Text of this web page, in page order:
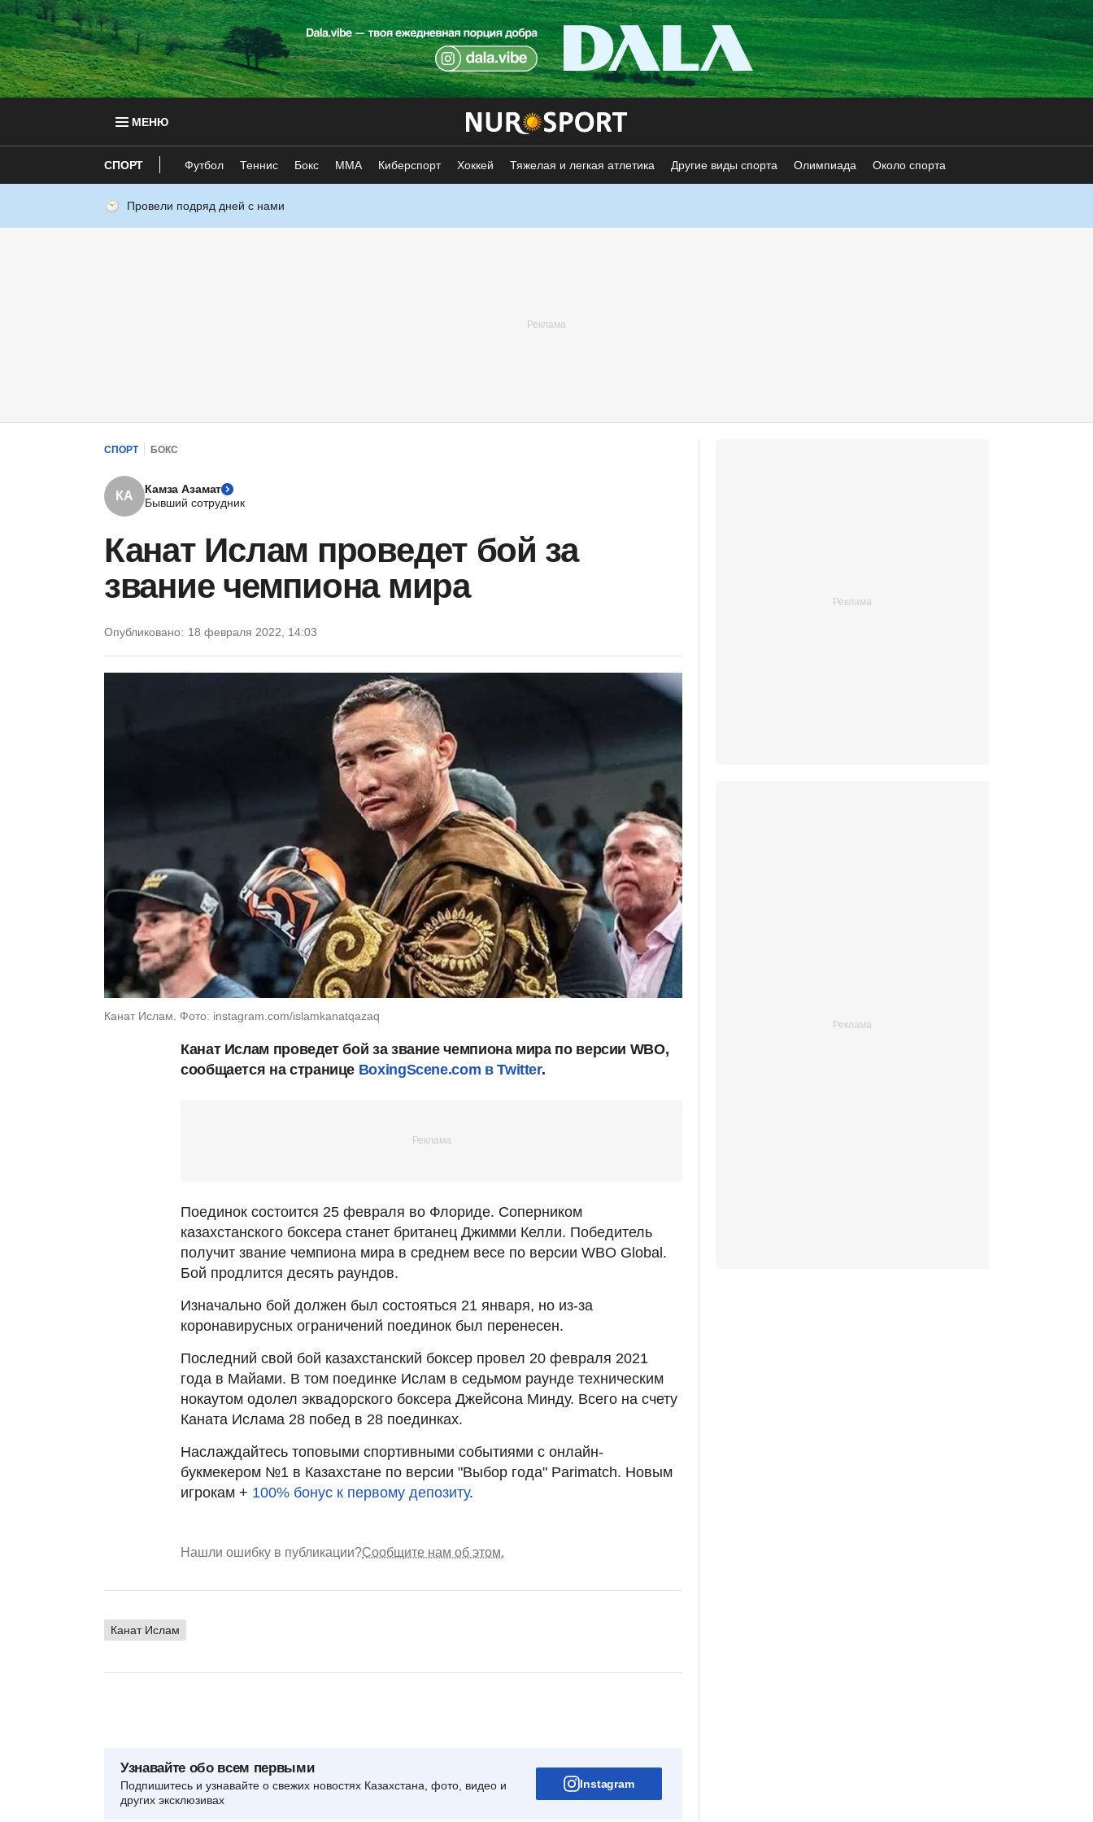
МЕНЮ
СПОРТ Футбол Теннис Бокс ММА Киберспорт Хоккей Тяжелая и легкая атлетика Другие виды спорта Олимпиада Около спорта
Провели подряд дней с нами
СПОРТ БОКС
КА
Камза Азамат
Бывший сотрудник
Канат Ислам проведет бой за
звание чемпиона мира
Опубликовано: 18 февраля 2022, 14:03
Канат Ислам. Фото: instagram.com/islamkanatqazaq
Канат Ислам проведет бой за звание чемпиона мира по версии WBO,
сообщается на странице BoxingScene.com в Twitter.
Поединок состоится 25 февраля во Флориде. Соперником
казахстанского боксера станет британец Джимми Келли. Победитель
получит звание чемпиона мира в среднем весе по версии WBO Global.
Бой продлится десять раундов.
Изначально бой должен был состояться 21 января, но из-за
коронавирусных ограничений поединок был перенесен.
Последний свой бой казахстанский боксер провел 20 февраля 2021
года в Майами. В том поединке Ислам в седьмом раунде техническим
нокаутом одолел эквадорского боксера Джейсона Минду. Всего на счету
Каната Ислама 28 побед в 28 поединках.
Наслаждайтесь топовыми спортивными событиями с онлайн-
букмекером №1 в Казахстане по версии "Выбор года" Parimatch. Новым
игрокам + 100% бонус к первому депозиту.
Нашли ошибку в публикации?Сообщите нам об этом.
Канат Ислам
Узнавайте обо всем первыми
Подпишитесь и узнавайте о свежих новостях Казахстана, фото, видео и
других эксклюзивах
Instagram